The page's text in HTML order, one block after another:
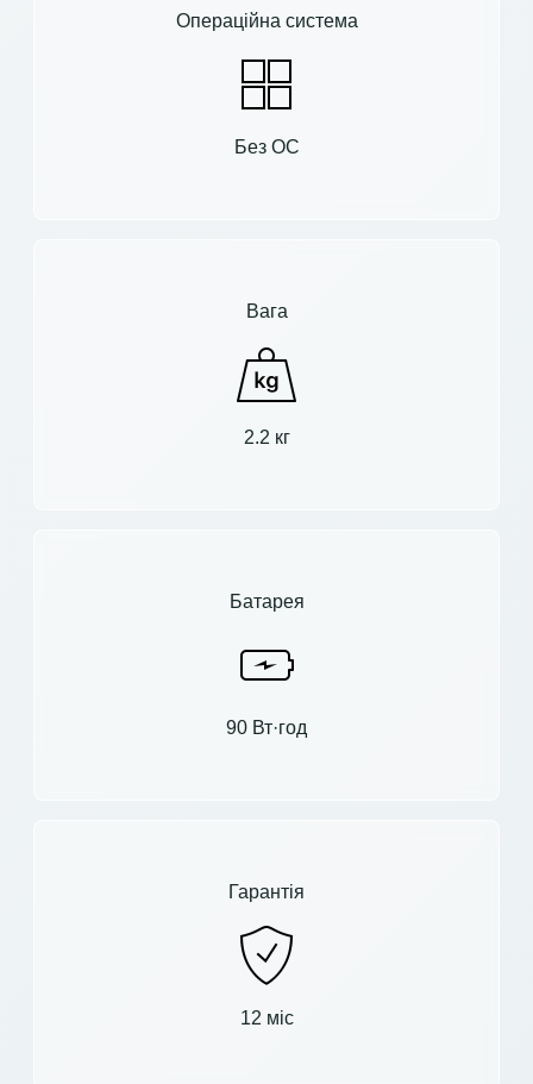
Операційна система
Без ОС
Вага
2.2 кг
Батарея
90 Вт·год
Гарантія
12 міс